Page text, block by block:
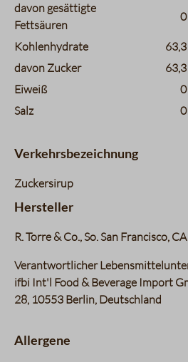
davon gesättigte
Fettsäuren
0
Kohlenhydrate 63,3
davon Zucker
63,3
Eiweiß
0
Salz
0
Verkehrsbezeichnung
Zuckersirup
Hersteller
R. Torre & Co., So. San Francisco,
Verantwortlicher
ifbi Int'l Food & Beverage Import
28, 10553 Berlin, Deutschland
Allergene